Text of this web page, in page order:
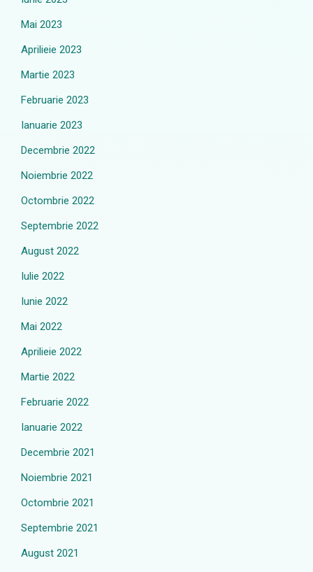
Mai 2023
Aprilieie 2023
Martie 2023
Februarie 2023
Ianuarie 2023
Decembrie 2022
Noiembrie 2022
Octombrie 2022
Septembrie 2022
August 2022
Iulie 2022
Iunie 2022
Mai 2022
Aprilieie 2022
Martie 2022
Februarie 2022
Ianuarie 2022
Decembrie 2021
Noiembrie 2021
Octombrie 2021
Septembrie 2021
August 2021